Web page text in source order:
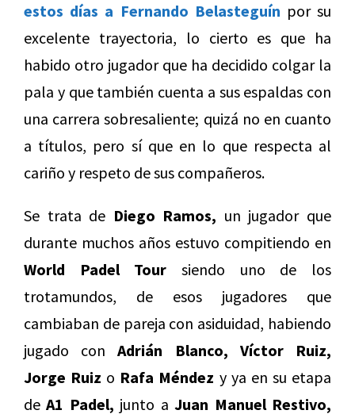
estos días a Fernando Belasteguín por su
excelente trayectoria, lo cierto es que ha
habido otro jugador que ha decidido colgar la
pala y que también cuenta a sus espaldas con
una carrera sobresaliente; quizá no en cuanto
a títulos, pero sí que en lo que respecta al
cariño y respeto de sus compañeros.
Se trata de Diego Ramos, un jugador que
durante muchos años estuvo compitiendo en
World Padel Tour siendo uno de los
trotamundos, de esos jugadores que
cambiaban de pareja con asiduidad, habiendo
jugado conAdrián Blanco, Víctor Ruiz,
Jorge Ruiz o Rafa Méndez y ya en su etapa
deA1 Padel, junto aJuan Manuel Restivo,